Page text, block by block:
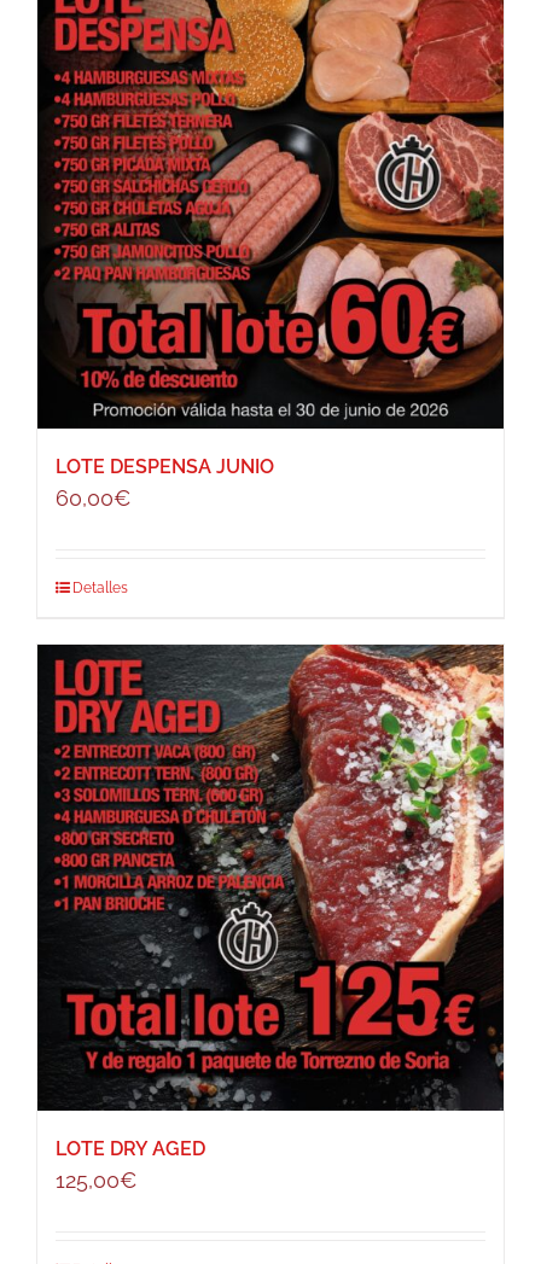
LOTE DESPENSA JUNIO
60,00€
Detalles
LOTE DRY AGED
125,00€